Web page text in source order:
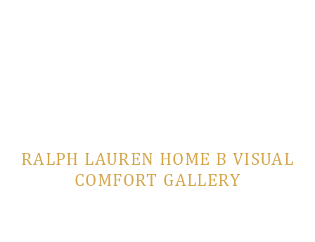
RALPH LAUREN HOME В VISUAL
COMFORT GALLERY